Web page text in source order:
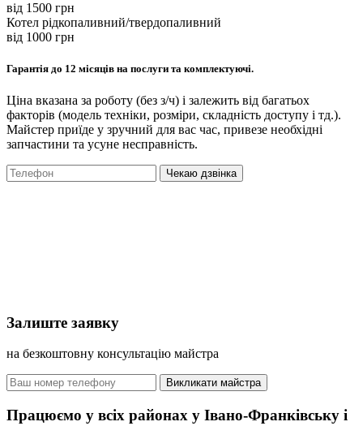
вiд 1500 грн
Котел рідкопаливний/твердопаливний
вiд 1000 грн
Гарантія до 12 місяців на послуги та комплектуючі.
Ціна вказана за роботу (без з/ч) і залежить від багатьох
факторів (модель техніки, розміри, складність доступу і тд.).
Майстер приїде у зручний для вас час, привезе необхідні
запчастини та усуне несправність.
Чекаю дзвінка
Залиште заявку
на безкоштовну консультацію майстра
Викликати майстра
Працюємо у всіх районах у Івано-Франківську і